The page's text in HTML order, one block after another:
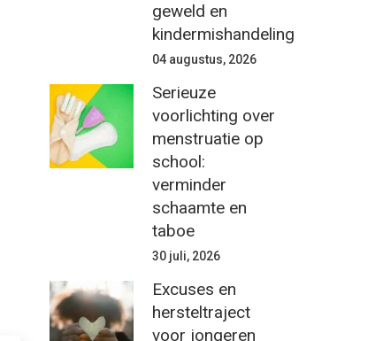
geweld en
kindermishandeling
04 augustus, 2026
Serieuze
voorlichting over
menstruatie op
school:
verminder
schaamte en
taboe
30 juli, 2026
Excuses en
hersteltraject
voor jongeren